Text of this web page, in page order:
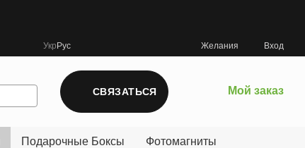
Укр Рус Желания Вход
СВЯЗАТЬСЯ Мой заказ
Подарочные Боксы Фотомагниты